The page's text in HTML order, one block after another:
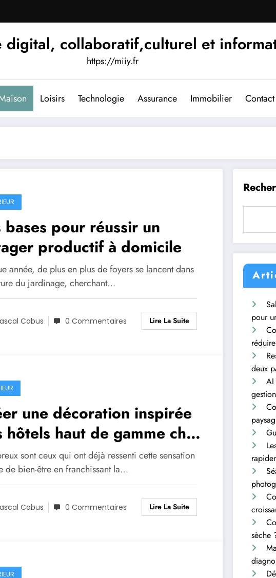
digital, collaboratif,culturel et
https://miiy.fr
Loisirs Technologie Assurance Immobilier Contact
bases pour réussir un
productif à domicile
année, de plus en plus de foyers se lancent dans
du jardinage, cherchant…
Cabus 0 Commentaires Lire La Suite
une décoration inspirée
hôtels haut de gamme chez
sont ceux qui ont déjà ressenti cette sensation
de bien-être en franchissant la…
Cabus 0 Commentaires Lire La Suite
pour
deux
AI
sèche